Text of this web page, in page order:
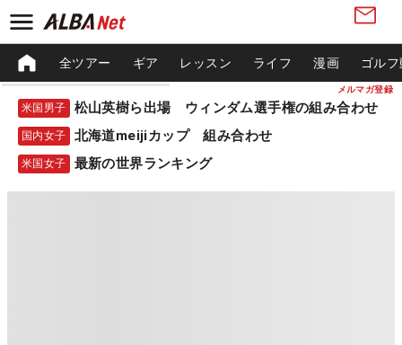
メルマガ登録
全ツアー ギア レッスン ライフ 漫画 ゴル
米国男子 松山英樹ら出場 ウィンダム選手権の組み合わせ
国内女子 北海道meijiカップ 組み合わせ
米国女子 最新の世界ランキング